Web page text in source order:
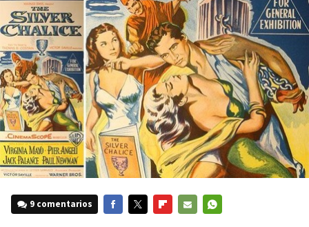
9 comentarios